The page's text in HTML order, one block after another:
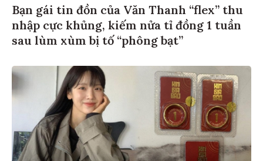
Bạn gái tin đồn của Văn Thanh “flex” thu
nhập cực khủng, kiếm nửa tỉ đồng 1 tuần
sau lùm xùm bị tố “phông bạt”